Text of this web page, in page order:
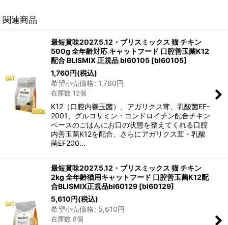
関連商品
最短賞味2027.5.12・ブリスミックス 猫 チキン
500g 全年齢対応 キャットフード 口腔善玉菌K12
配合 BLISMIX 正規品 bl60105 [bl60105]
1,760円(税込)
希望小売価格: 1,760円
在庫数 12個
K12（口腔内善玉菌）、アガリクス茸、乳酸菌EF-
2001、グルコサミン・コンドロイチン配合チキン
ベースのごはんにお口の状態を整えてくれる口腔
内善玉菌K12を配合、さらにアガリクス茸・乳酸
菌EF200…
最短賞味2027.5.12・ブリスミックス 猫 チキン
2kg 全年齢猫用キャットフード 口腔善玉菌K12配
合BLISMIX正規品bl60129 [bl60129]
5,610円(税込)
希望小売価格: 5,610円
在庫数 8個